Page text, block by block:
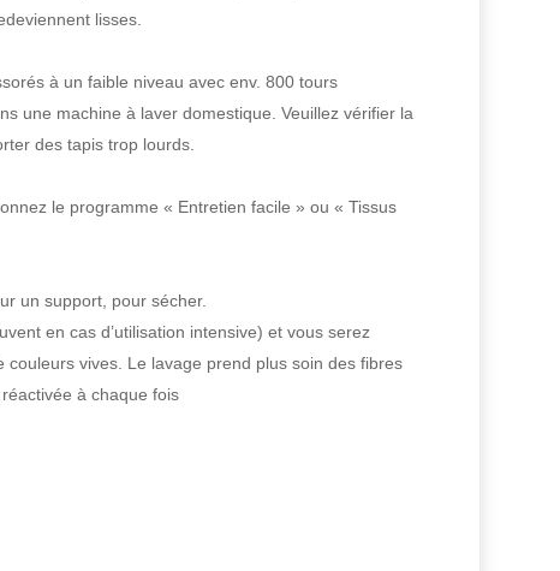
lisses.
à un faible niveau avec env. 800 tours
une machine à laver domestique. Veuillez vérifier la
des tapis trop lourds.
le programme « Entretien facile » ou « Tissus
un support, pour sécher.
en cas d’utilisation intensive) et vous serez
vives. Le lavage prend plus soin des fibres
à chaque fois